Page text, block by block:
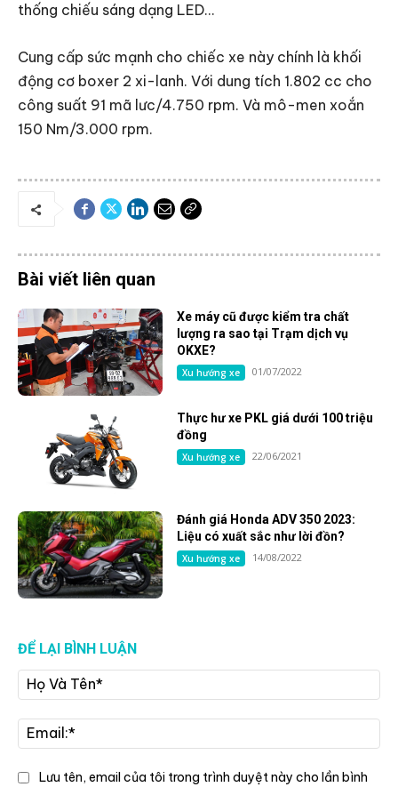
thống chiếu sáng dạng LED…
Cung cấp sức mạnh cho chiếc xe này chính là khối
động cơ boxer 2 xi-lanh. Với dung tích 1.802 cc cho
công suất 91 mã lưc/4.750 rpm. Và mô-men xoắn
150 Nm/3.000 rpm.
Bài viết liên quan
Xe máy cũ được kiểm tra chất
lượng ra sao tại Trạm dịch vụ
OKXE?
Xu hướng xe 01/07/2022
Thực hư xe PKL giá dưới 100 triệu
đồng
Xu hướng xe 22/06/2021
Đánh giá Honda ADV 350 2023:
Liệu có xuất sắc như lời đồn?
Xu hướng xe 14/08/2022
ĐỂ LẠI BÌNH LUẬN
Và
Lưu tên, email của tôi trong trình duyệt này cho lần bình